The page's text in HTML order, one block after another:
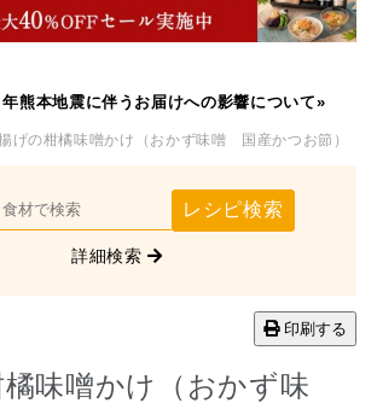
熊本地震に伴うお届けへの影響について»
げの柑橘味噌かけ（おかず味噌 国産かつお節）
レシピ検索
詳細検索
印刷する
味噌かけ（おかず味